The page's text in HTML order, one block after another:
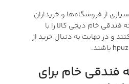
از فروشگاه‌ها و خریداران
فندقی خام دیجی کالا را با
و در نهایت به دنبال خرید از
فندقی خام برای